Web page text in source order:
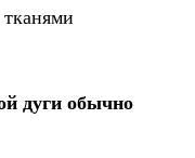
дуги обычно